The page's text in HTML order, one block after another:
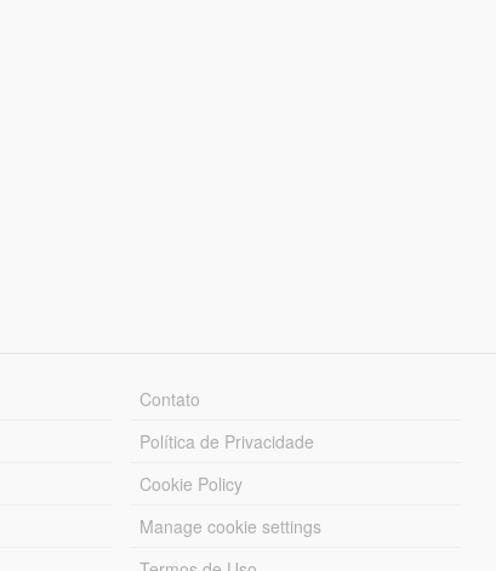
Contato
Política de Privacidade
Cookie Policy
Manage cookie settings